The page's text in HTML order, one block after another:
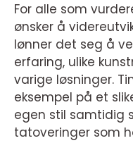
For alle som
ønsker å
lønner det seg å
erfaring, ulike
varige løsninger.
eksempel på et
egen stil samtidig
tatoveringer som